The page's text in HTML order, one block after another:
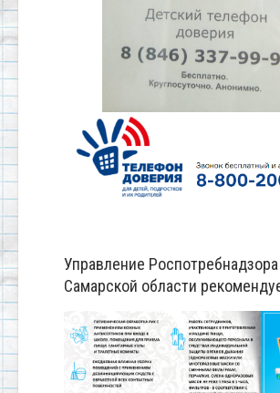
Управление
Самарской области